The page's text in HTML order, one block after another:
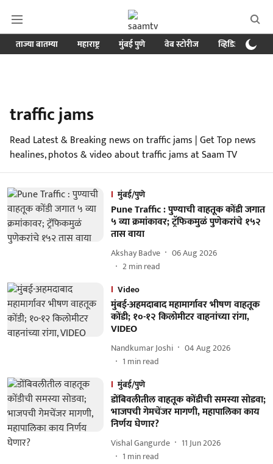
ताज्या बातम्या महाराष्ट्र मुंबई पुणे वेब स्टोरीज व्हिडिओ
traffic jams
Read Latest & Breaking news on traffic jams | Get Top news
healines, photos & video about traffic jams at Saam TV
मुंबई/पुणे
Pune Traffic : पुण्याची वाहतूक कोंडी जगात
५ व्या क्रमांकावर; ट्रॅफिकमुळं पुणेकरांचे १५२
तास वाया
Akshay Badve
06 Aug 2026
2min read
Video
मुंबई-अहमदाबाद महामार्गावर भीषण वाहतूक
कोंडी; १०-१२ किलोमीटर वाहनांच्या रांगा,
VIDEO
Nandkumar Joshi
04 Aug 2026
1 min read
मुंबई/पुणे
डोंबिवलीतील वाहतूक कोंडीची समस्या सोडवा;
भाजपची गेमचेंजर मागणी, महापालिका काय
निर्णय घेणार?
Vishal Gangurde
11 Jun 2026
1 min read